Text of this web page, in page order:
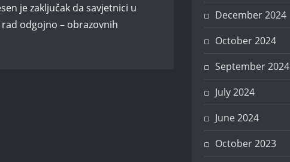
je zaključak da savjetnici u
odgojno – obrazovnih
December 2024
October 2024
September 2024
July 2024
June 2024
October 2023